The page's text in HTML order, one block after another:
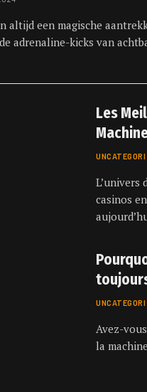
altijd een magische
adrenaline-kicks van
Les
Fans
L’univers
casinos
sous ?
Avez-
la